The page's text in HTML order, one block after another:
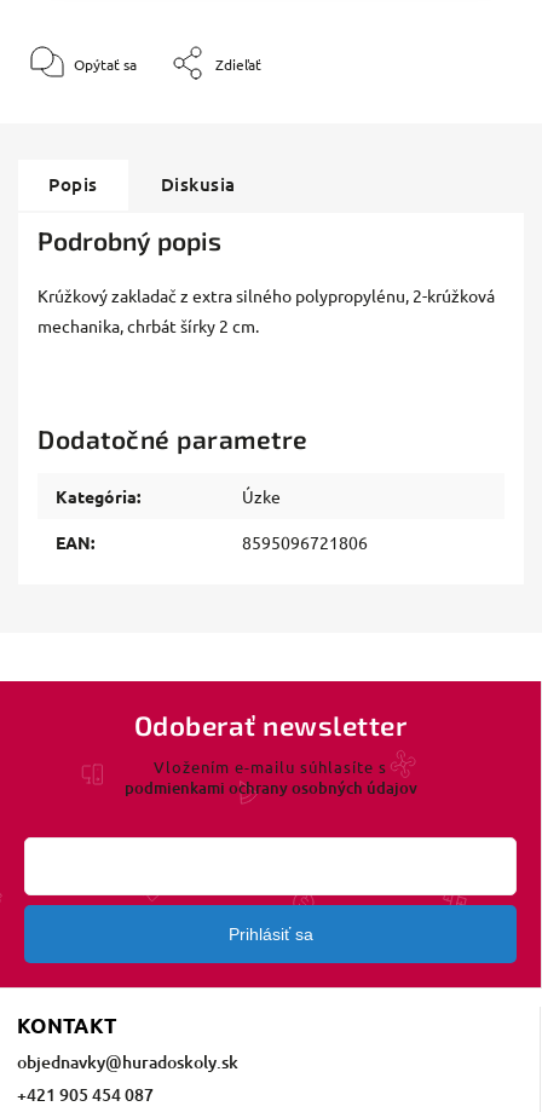
Opýtať sa Zdieľať
Popis Diskusia
Podrobný popis
Krúžkový zakladač z extra silného polypropylénu, 2-krúžková
mechanika, chrbát šírky 2 cm.
Dodatočné parametre
Kategória: Úzke
EAN: 8595096721806
KONTAKT
objednavky@huradoskoly.sk
+421 905 454 087
Odoberať newsletter
Vložením e-mailu súhlasíte s
podmienkami ochrany osobných údajov
Prihlásiť sa